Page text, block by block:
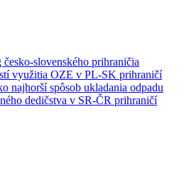
česko-slovenského prihraničia
využitia OZE v PL-SK prihraničí
najhorší spôsob ukladania odpadu
dedičstva v SR-ČR prihraničí